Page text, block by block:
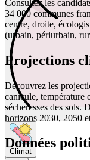
Climat
Consultez les
34 000 communes
centre, droite,
(urbain, périurbain,
Projections
Découvrez les
canicule, température
sécheresses des sols.
horizons 2030, 2050
Données